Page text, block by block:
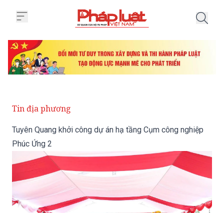
Tin địa phương
Tuyên Quang khởi công dự án hạ tầng Cụm công nghiệp
Phúc Ứng 2